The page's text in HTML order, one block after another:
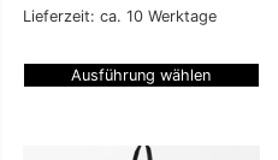
Lieferzeit: ca. 10 Werktage
Ausführung wählen